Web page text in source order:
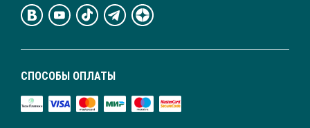
СПОСОБЫ ОПЛАТЫ